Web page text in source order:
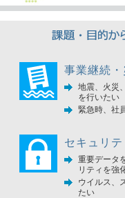
事業継続
地震、火災
を行いたい
緊急時、社
セキュリ
重要データ
リティを強
ウイルス、
たい